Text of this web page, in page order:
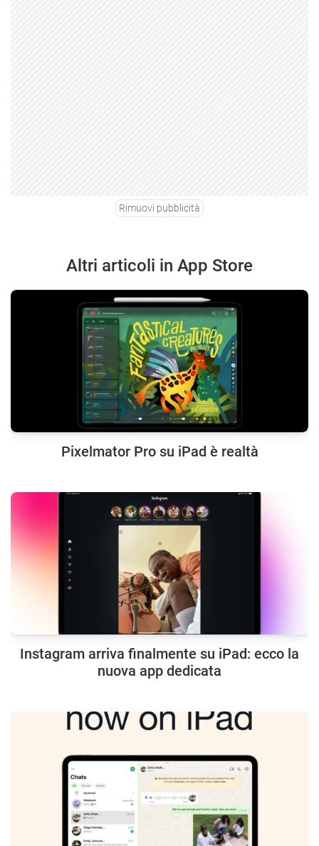
Rimuovi pubblicità
Altri articoli in App Store
Pixelmator Pro su iPad è realtà
Instagram arriva finalmente su iPad: ecco la
nuova app dedicata